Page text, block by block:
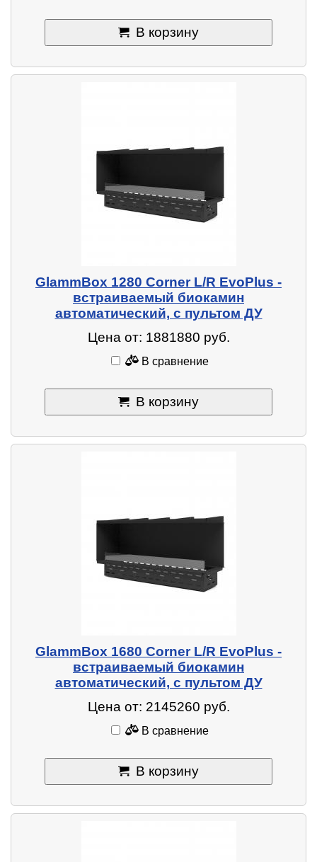
В корзину
GlammBox 1280 Corner L/R EvoPlus -
встраиваемый биокамин
автоматический, с пультом ДУ
Цена от: 1881880 руб.
В сравнение
В корзину
GlammBox 1680 Corner L/R EvoPlus -
встраиваемый биокамин
автоматический, с пультом ДУ
Цена от: 2145260 руб.
В сравнение
В корзину